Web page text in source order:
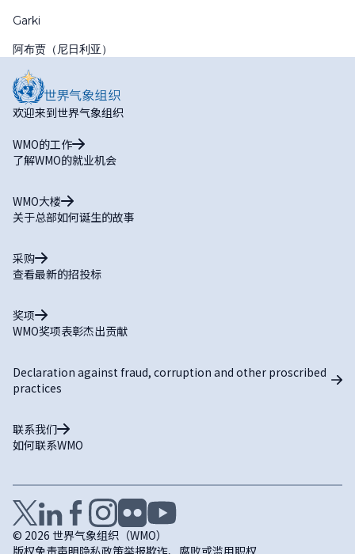
Garki
阿布贾（尼日利亚）
欢迎来到世界气象组织
WMO的工作
了解WMO的就业机会
WMO大楼
关于总部如何诞生的故事
采购
查看最新的招投标
奖项
WMO奖项表彰杰出贡献
Declaration against fraud, corruption and other proscribed
practices
联系我们
如何联系WMO
© 2026 世界气象组织（WMO）
版权免责声明隐私政策举报欺诈、腐败或滥用职权